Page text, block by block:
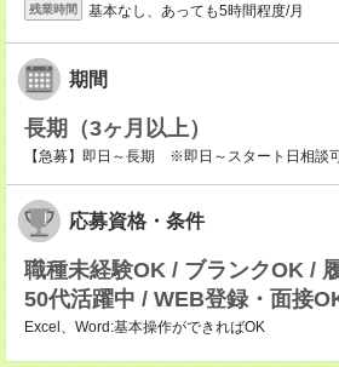
残業時間 基本なし、あっても5時間程度/月
期間
長期（3ヶ月以上）
【急募】即日～長期 ※即日～スタート日相
応募資格・条件
職種未経験OK / ブランクOK /
50代活躍中 / WEB登録・面接
Excel、Word:基本操作ができればOK